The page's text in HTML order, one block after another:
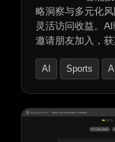
略洞察与多元化
灵活访问收益。
邀请朋友加入，
位，进入精英投
AI Sports